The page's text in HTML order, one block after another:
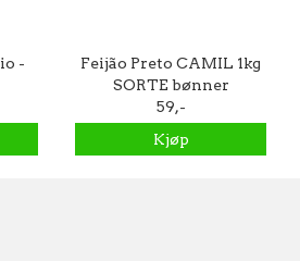
-
Feijão Preto CAMIL 1kg
SORTE bønner
59,-
Kjøp